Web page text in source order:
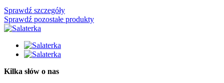
Sprawdź szczegóły
Sprawdź pozostałe produkty
Kilka słów o nas